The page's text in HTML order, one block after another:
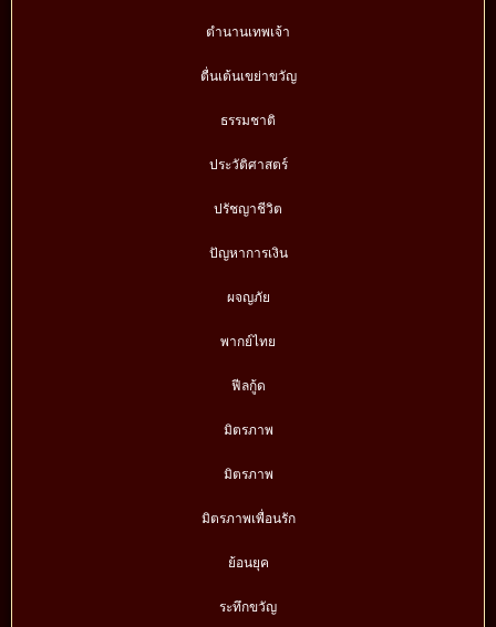
ตำนานเทพเจ้า
ตื่นเต้นเขย่าขวัญ
ธรรมชาติ
ประวัติศาสตร์
ปรัชญาชีวิต
ปัญหาการเงิน
ผจญภัย
พากย์ไทย
ฟีลกู้ด
มิตรภาพ
มิตรภาพ
มิตรภาพเพื่อนรัก
ย้อนยุค
ระทึกขวัญ